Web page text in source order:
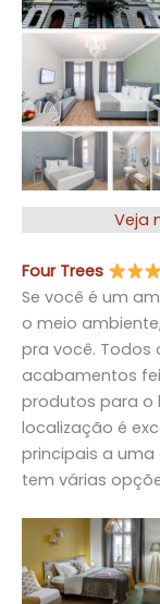
Veja
Four Trees
Se você é um
o meio
pra você. Todos
acabamentos
produtos para o
localização é
principais a
tem várias